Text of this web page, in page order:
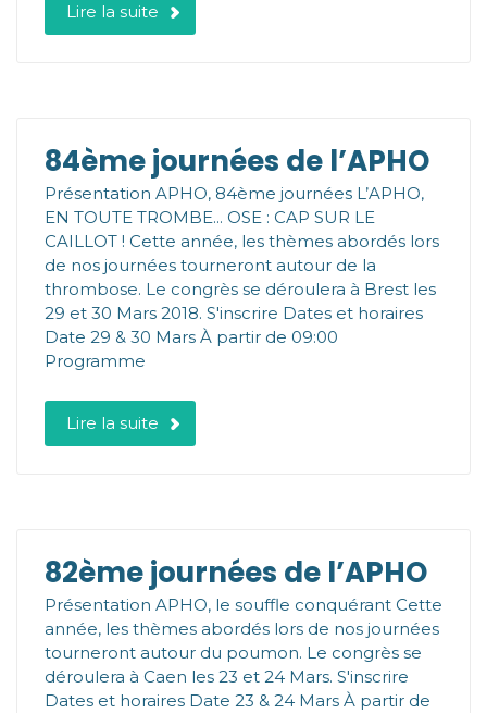
Lire la suite
84ème journées de l’APHO
Présentation APHO, 84ème journées L’APHO,
EN TOUTE TROMBE... OSE : CAP SUR LE
CAILLOT ! Cette année, les thèmes abordés lors
de nos journées tourneront autour de la
thrombose. Le congrès se déroulera à Brest les
29 et 30 Mars 2018. S'inscrire Dates et horaires
Date 29 & 30 Mars À partir de 09:00
Programme
Lire la suite
82ème journées de l’APHO
Présentation APHO, le souffle conquérant Cette
année, les thèmes abordés lors de nos journées
tourneront autour du poumon. Le congrès se
déroulera à Caen les 23 et 24 Mars. S'inscrire
Dates et horaires Date 23 & 24 Mars À partir de